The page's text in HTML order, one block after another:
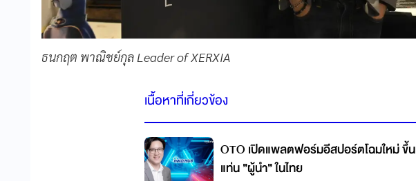
ธนกฤต พาณิชย์กุล Leader of XERXIA
เนื้อหาที่เกี่ยวข้อง
OTO เปิดแพลตฟอร์มอีสปอร์ตโฉมใหม่ ขึ้น
แท่น ”ผู้นำ” ในไทย